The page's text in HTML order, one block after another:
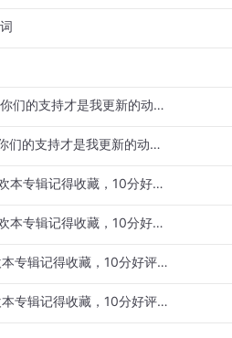
101菲特尼尔高塔的火龙 上 （你们的支持才是我更新的动力哦）
101菲特尼尔高塔的火龙 下（你们的支持才是我更新的动力哦）
102逃出菲特尼尔高塔 上（喜欢本专辑记得收藏，10分好评哦）
102逃出菲特尼尔高塔 下（喜欢本专辑记得收藏，10分好评哦）
103火龙的深渊巨口 上 （喜欢本专辑记得收藏，10分好评哦）
103火龙的深渊巨口 下 （喜欢本专辑记得收藏，10分好评哦）